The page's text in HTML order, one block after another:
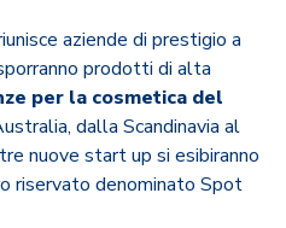
aziende di prestigio a
prodotti di alta
per la cosmetica del
dalla Scandinavia al
nuove start up si esibiranno
riservato denominato Spot